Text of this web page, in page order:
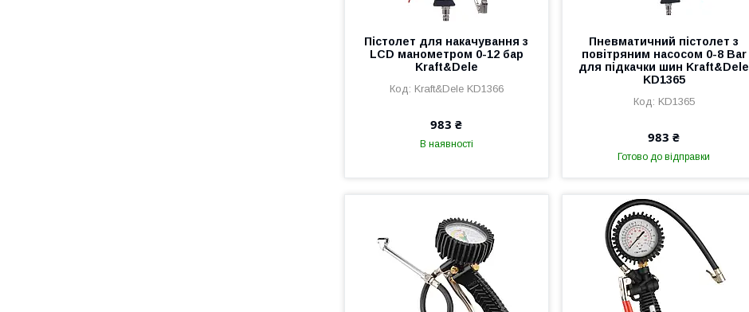
Пістолет для накачування з
LCD манометром 0-12 бар
Kraft&Dele
Kraft&Dele KD1366
983 ₴
В наявності
Пневматичний пістолет з
повітряним насосом 0-8 Bar
для підкачки шин Kraft&Dele
KD1365
KD1365
983 ₴
Готово до відправки